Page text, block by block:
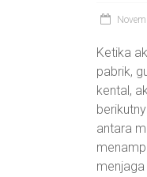
Ketika
pabrik,
kental,
antara